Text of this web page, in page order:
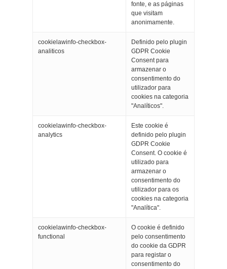
fonte, e as páginas
que visitam
anonimamente.
cookielawinfo-checkbox-
analiticos
Definido pelo plugin
GDPR Cookie
Consent para
armazenar o
consentimento do
utilizador para
cookies na categoria
"Analíticos".
cookielawinfo-checkbox-
analytics
Este cookie é
definido pelo plugin
GDPR Cookie
Consent. O cookie é
utilizado para
armazenar o
consentimento do
utilizador para os
cookies na categoria
"Analítica".
cookielawinfo-checkbox-
functional
O cookie é definido
pelo consentimento
do cookie da GDPR
para registar o
consentimento do